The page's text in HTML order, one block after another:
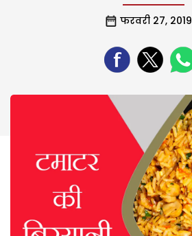
फरवरी 27, 2019